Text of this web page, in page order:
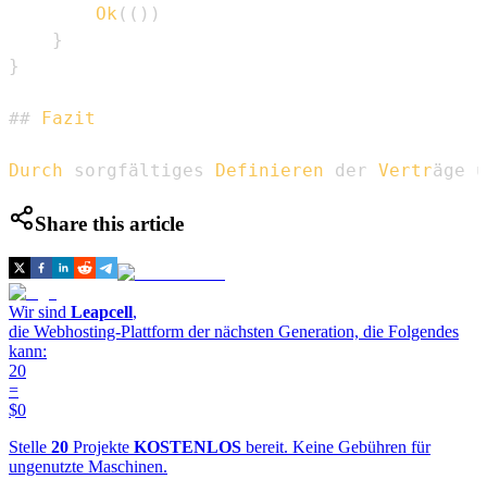
Ok ( ( ) )
}
}
## Fazit
Durch sorgfältiges Definieren der Verträge
Share this article
Wir sind Leapcell,
die Webhosting-Plattform der nächsten Generation, die Folgendes
kann:
20
=
$0
Stelle 20 Projekte KOSTENLOS bereit. Keine Gebühren für
ungenutzte Maschinen.